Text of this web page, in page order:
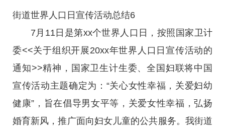
街道世界人口日宣传活动总结6
7月11日是第xx个世界人口日，按照国家卫计
委<<关于组织开展20xx年世界人口日宣传活动的
通知>>精神，国家卫生计生委、全国妇联将中国
宣传活动主题确定为：“关心女性幸福，关爱妇幼
健康”，旨在倡导男女平等，关爱女性幸福，弘扬
婚育新风，推广面向妇女儿童的公共服务。我街道